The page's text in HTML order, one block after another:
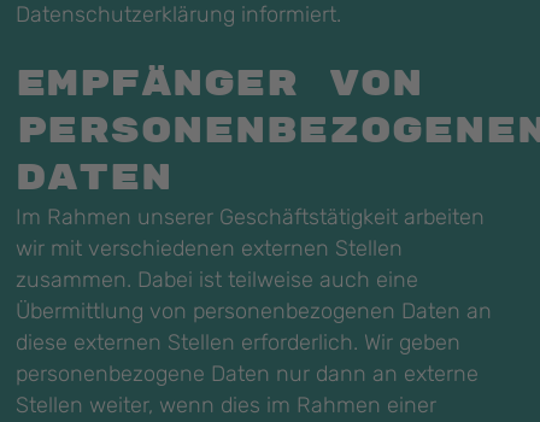
Datenschutzerklärung informiert.
Empfänger von
Daten
Im Rahmen unserer Geschäftstätigkeit arbeiten
wir mit verschiedenen externen Stellen
zusammen. Dabei ist teilweise auch eine
Übermittlung von personenbezogenen Daten an
diese externen Stellen erforderlich. Wir geben
personenbezogene Daten nur dann an externe
Stellen weiter, wenn dies im Rahmen einer